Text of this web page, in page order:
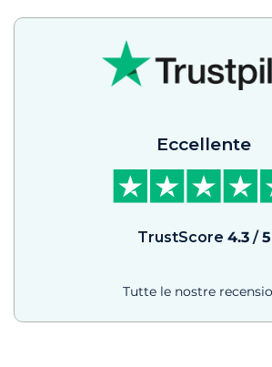
Eccellente
TrustScore 4.3/ 5
Tutte le nostre